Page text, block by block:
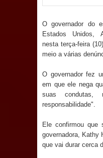
para
Anjos
O
aborda
O governador do
Estados Unidos,
nesta terça-feira
meio a várias
O governador fez
em que ele nega
suas condutas,
responsabilidade".
Ele confirmou que
governadora, Kathy
que vai durar cerca